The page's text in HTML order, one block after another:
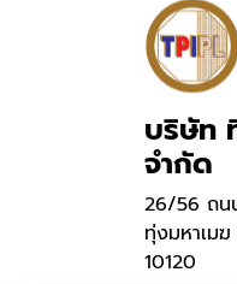
บริษัท
จำกัด
26/56 ถน
ทุ่งมหาเม
10120